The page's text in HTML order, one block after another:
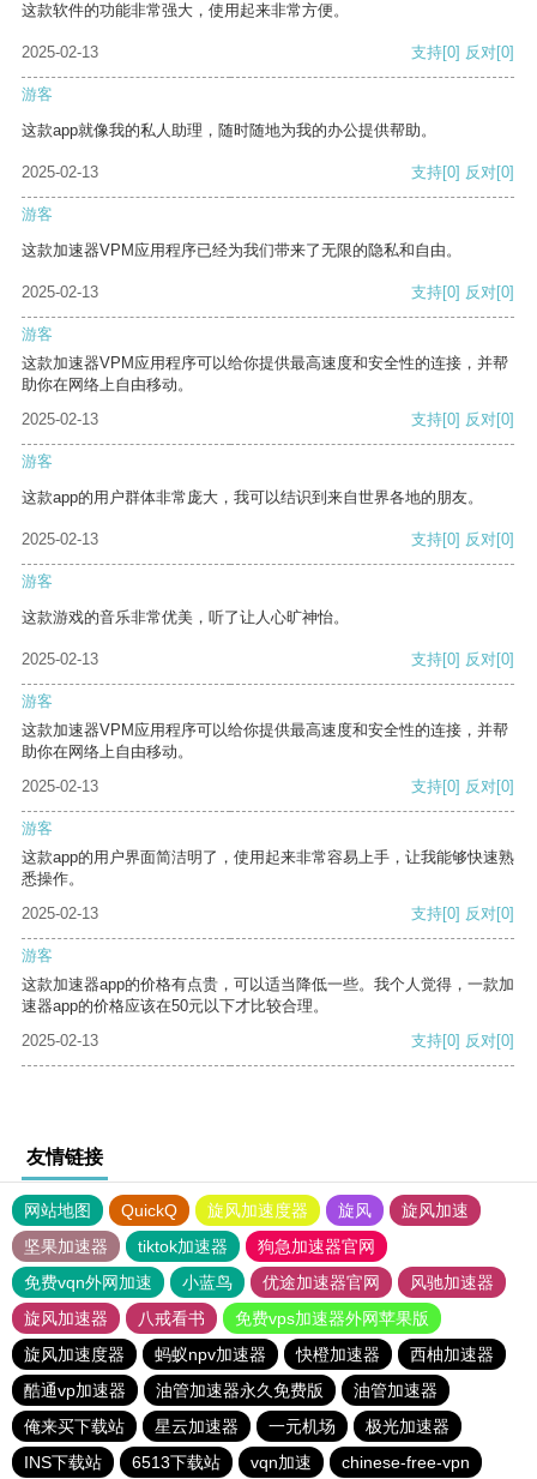
这款软件的功能非常强大，使用起来非常方便。
2025-02-13 支持[0] 反对[0]
游客
这款app就像我的私人助理，随时随地为我的办公提供帮助。
2025-02-13 支持[0] 反对[0]
游客
这款加速器VPM应用程序已经为我们带来了无限的隐私和自由。
2025-02-13 支持[0] 反对[0]
游客
这款加速器VPM应用程序可以给你提供最高速度和安全性的连接，并帮
助你在网络上自由移动。
2025-02-13
支持[0] 反对[0]
游客
这款app的用户群体非常庞大，我可以结识到来自世界各地的朋友。
2025-02-13 支持[0] 反对[0]
游客
这款游戏的音乐非常优美，听了让人心旷神怡。
2025-02-13 支持[0] 反对[0]
游客
这款加速器VPM应用程序可以给你提供最高速度和安全性的连接，并帮
助你在网络上自由移动。
2025-02-13
支持[0] 反对[0]
游客
这款app的用户界面简洁明了，使用起来非常容易上手，让我能够快速熟
悉操作。
2025-02-13
支持[0] 反对[0]
游客
这款加速器app的价格有点贵，可以适当降低一些。我个人觉得，一款加
速器app的价格应该在50元以下才比较合理。
2025-02-13
支持[0] 反对[0]
友情链接
网站地图 QuickQ 旋风加速度器 旋风
旋风加速
坚果加速器
tiktok加速器
狗急加速器官网
免费vqn外网加速
小蓝鸟 优途加速器官网
风驰加速器
旋风加速器
八戒看书
免费vps加速器外网苹果版
旋风加速度器
蚂蚁npv加速器 快橙加速器
西柚加速器
酷通vp加速器
油管加速器永久免费版
油管加速器
俺来买下载站
星云加速器 一元机场
极光加速器
INS下载站
6513下载站 vqn加速 chinese-free-vpn